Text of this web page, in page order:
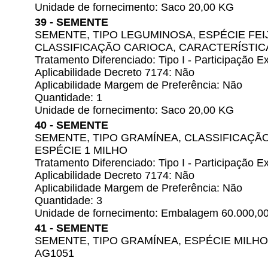
Unidade de fornecimento: Saco 20,00 KG
39 - SEMENTE
SEMENTE, TIPO LEGUMINOSA, ESPÉCIE
CLASSIFICAÇÃO CARIOCA,
Tratamento Diferenciado: Tipo I - Participação
Aplicabilidade Decreto 7174: Não
Aplicabilidade Margem de Preferência: Não
Quantidade: 1
Unidade de fornecimento: Saco 20,00 KG
40 - SEMENTE
SEMENTE, TIPO GRAMÍNEA,
ESPÉCIE 1 MILHO
Tratamento Diferenciado: Tipo I - Participação
Aplicabilidade Decreto 7174: Não
Aplicabilidade Margem de Preferência: Não
Quantidade: 3
Unidade de fornecimento: Embalagem
41 - SEMENTE
SEMENTE, TIPO GRAMÍNEA, ESPÉCIE
AG1051